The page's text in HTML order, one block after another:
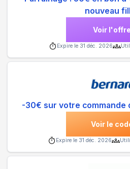
nouveau
Voir l'offre
Expire le 31 déc. 2026
-30€ sur votre commande
Voir le
Expire le 31 déc. 2026